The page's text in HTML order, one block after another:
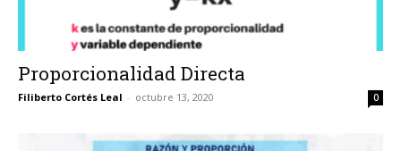
Proporcionalidad Directa
Filiberto Cortés Leal - octubre 13, 2020 0